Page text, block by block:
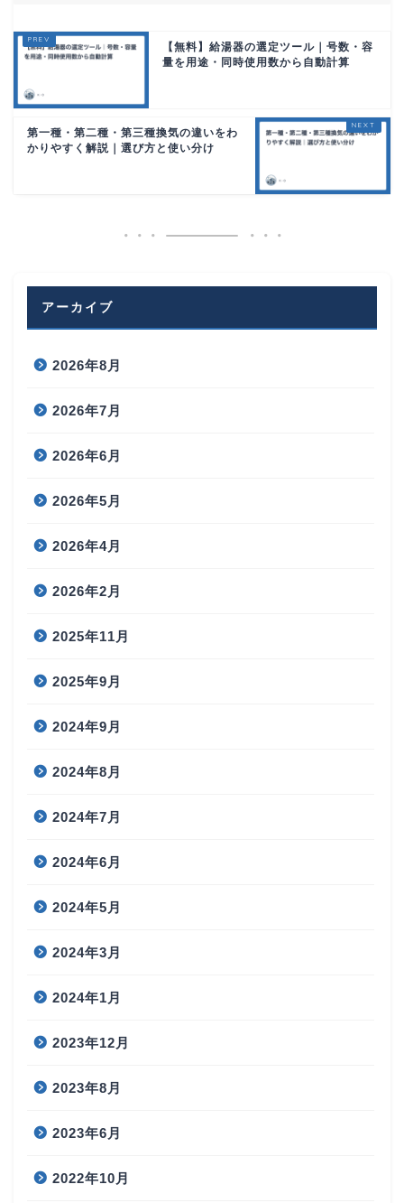
【無料】給湯器の選定ツール｜号数・容
量を用途・同時使用数から自動計算
第一種・第二種・第三種換気の違いをわ
かりやすく解説｜選び方と使い分け
アーカイブ
2026年8月
2026年7月
2026年6月
2026年5月
2026年4月
2026年2月
2025年11月
2025年9月
2024年9月
2024年8月
2024年7月
2024年6月
2024年5月
2024年3月
2024年1月
2023年12月
2023年8月
2023年6月
2022年10月